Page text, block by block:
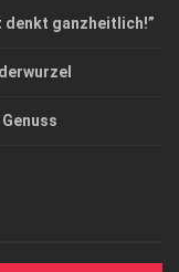
denkt ganzheitlich!”